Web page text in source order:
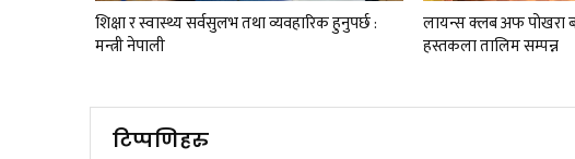
शिक्षा र स्वास्थ्य सर्वसुलभ तथा व्यवहारिक हुनुपर्छ :
मन्त्री नेपाली
लायन्स क्लब अफ पोखरा
हस्तकला तालिम सम्पन्न
टिप्पणिहरु